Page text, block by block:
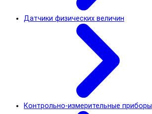
Датчики физических величин
Контрольно-измерительные приборы